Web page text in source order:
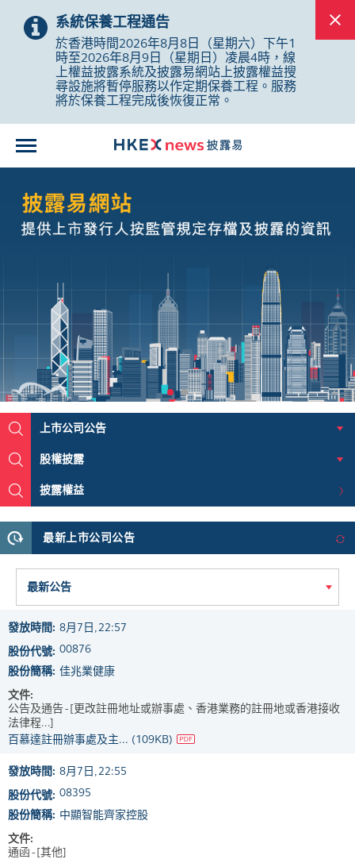
系統保養工程通告
於香港時間2026年8月8日（星期六）下午1
時至2026年8月9日（星期日）凌晨4時，線
上權益披露系統及披露易網站上披露權益搜
尋設施將暫停服務以作定期保養工程。服務
將於保養工程完成後恢復正常。
上市公司公告
股權披露
披露權益
最新上市公司公告
最新公告
發放時間: 8月7日, 22:57
股份代號: 00876
股份簡稱: 佳兆業健康
文件:
公告及通告 - [更改註冊地址或辦事處、香港業務的註冊地或香港接收
法律程...]
百慕達註冊辦事處及主... (109KB)
發放時間: 8月7日, 22:55
股份代號: 08395
股份簡稱: 中顯智能齊家控股
文件:
通函 - [其他]